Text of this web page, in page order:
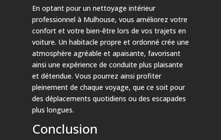
En optant pour un nettoyage intérieur
professionnel à Mulhouse, vous améliorez votre
confort et votre bien-être lors de vos trajets en
voiture. Un habitacle propre et ordonné crée une
atmosphère agréable et apaisante, favorisant
ainsi une expérience de conduite plus plaisante
et détendue. Vous pourrez ainsi profiter
pleinement de chaque voyage, que ce soit pour
des déplacements quotidiens ou des escapades
plus longues.
Conclusion